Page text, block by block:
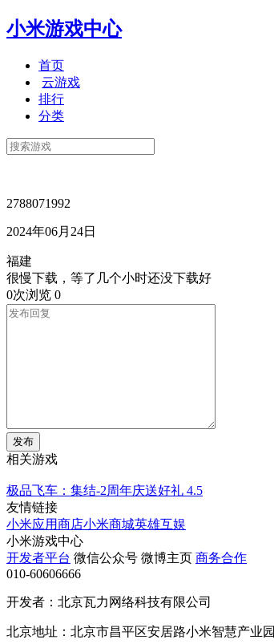
小米游戏中心
首页
云游戏
排行
分类
2788071992
2024年06月24日
福建
很慢下载，等了几个小时还没下载好
0次浏览 0
发布
相关游戏
极品飞车：集结-2周年庆送好礼 4.5
友情链接
小米应用商店小米商城英雄互娱
小米游戏中心
开发者平台 微信公众号 微博主页 商务合作
010-60606666
开发者：北京瓦力网络科技有限公司
北京地址：北京市昌平区安居路小米智慧产业园